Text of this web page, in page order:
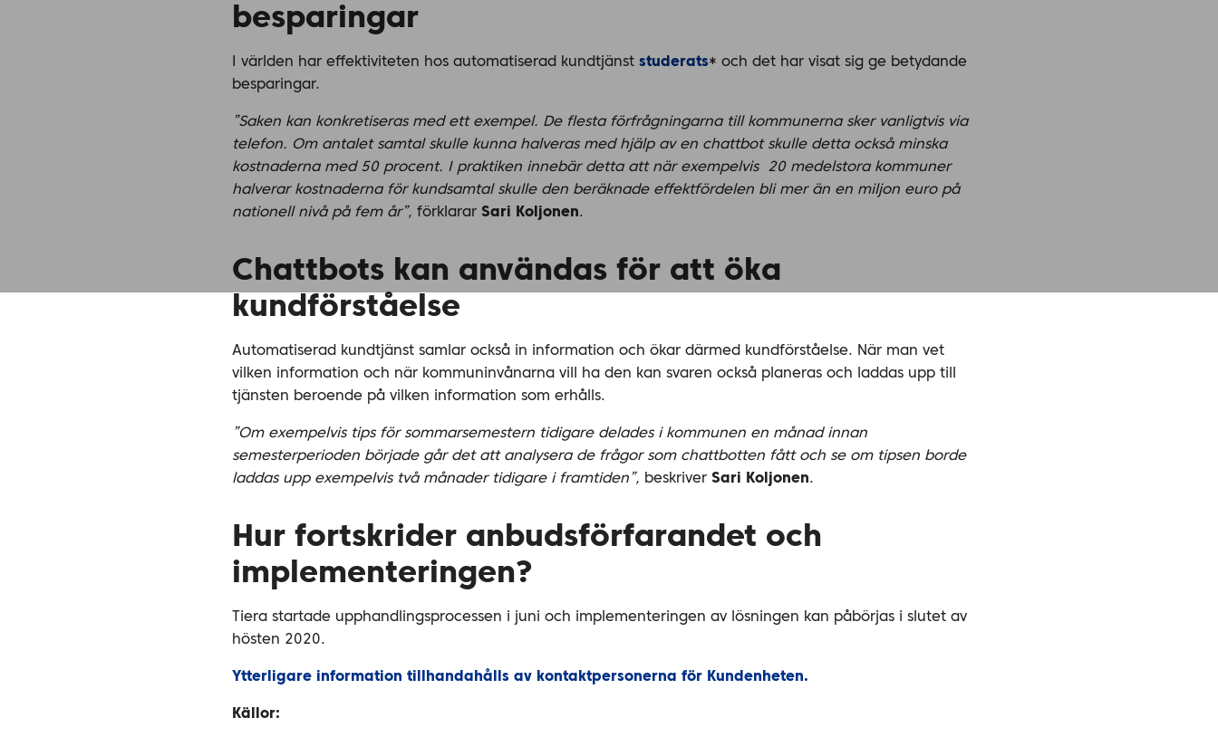
besparingar
I världen har effektiviteten hos automatiserad kundtjänst studerats* och det har visat sig ge betydande
besparingar.
”Saken kan konkretiseras med ett exempel. De flesta förfrågningarna till kommunerna sker vanligtvis via
telefon. Om antalet samtal skulle kunna halveras med hjälp av en chattbot skulle detta också minska
kostnaderna med 50 procent. I praktiken innebär detta att när exempelvis 20 medelstora kommuner
halverar kostnaderna för kundsamtal skulle den beräknade effektfördelen bli mer än en miljon euro på
nationell nivå på fem år”, förklarar Sari Koljonen.
Chattbots kan användas för att öka
kundförståelse
Automatiserad kundtjänst samlar också in information och ökar därmed kundförståelse. När man vet
vilken information och när kommuninvånarna vill ha den kan svaren också planeras och laddas upp till
tjänsten beroende på vilken information som erhålls.
”Om exempelvis tips för sommarsemestern tidigare delades i kommunen en månad innan
semesterperioden började går det att analysera de frågor som chattbotten fått och se om tipsen borde
laddas upp exempelvis två månader tidigare i framtiden”, beskriver Sari Koljonen.
Hur fortskrider anbudsförfarandet och
implementeringen?
Tiera startade upphandlingsprocessen i juni och implementeringen av lösningen kan påbörjas i slutet av
hösten 2020.
Ytterligare information tillhandahålls av kontaktpersonerna för Kundenheten.
Källor: